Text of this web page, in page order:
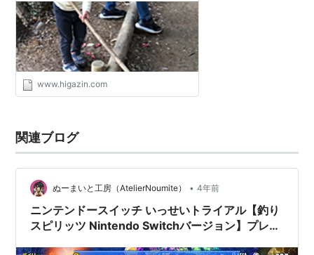
www.higazin.com
関連ブログ
ぬーまいと工房（AtelierNoumite） • 4年前
ニンテンドースイッチ いっせいトライアル【釣り
スピリッツ Nintendo Switchバージョン】プレイ